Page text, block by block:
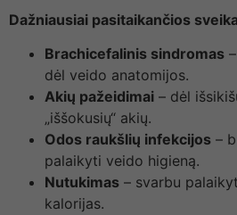
Dažniausiai pasitaikančios
Brachicefalinis sindromas
dėl veido anatomijos.
Akių pažeidimai – dėl
„iššokusių“ akių.
Odos raukšlių infekcijos –
palaikyti veido higieną.
Nutukimas – svarbu
kalorijas.